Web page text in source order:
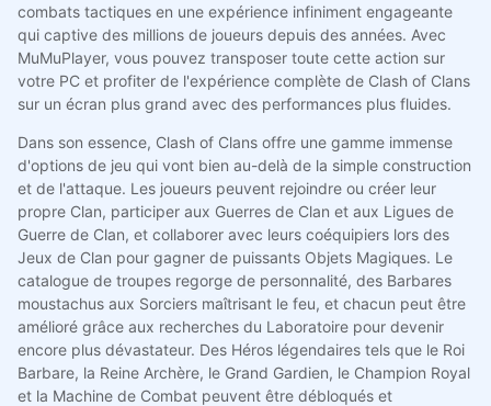
combats tactiques en une expérience infiniment engageante
qui captive des millions de joueurs depuis des années. Avec
MuMuPlayer, vous pouvez transposer toute cette action sur
votre PC et profiter de l'expérience complète de Clash of Clans
sur un écran plus grand avec des performances plus fluides.
Dans son essence, Clash of Clans offre une gamme immense
d'options de jeu qui vont bien au-delà de la simple construction
et de l'attaque. Les joueurs peuvent rejoindre ou créer leur
propre Clan, participer aux Guerres de Clan et aux Ligues de
Guerre de Clan, et collaborer avec leurs coéquipiers lors des
Jeux de Clan pour gagner de puissants Objets Magiques. Le
catalogue de troupes regorge de personnalité, des Barbares
moustachus aux Sorciers maîtrisant le feu, et chacun peut être
amélioré grâce aux recherches du Laboratoire pour devenir
encore plus dévastateur. Des Héros légendaires tels que le Roi
Barbare, la Reine Archère, le Grand Gardien, le Champion Royal
et la Machine de Combat peuvent être débloqués et